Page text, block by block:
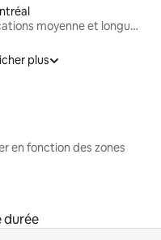
Locations moyenne et longue durée
plus
en fonction des zones
durée